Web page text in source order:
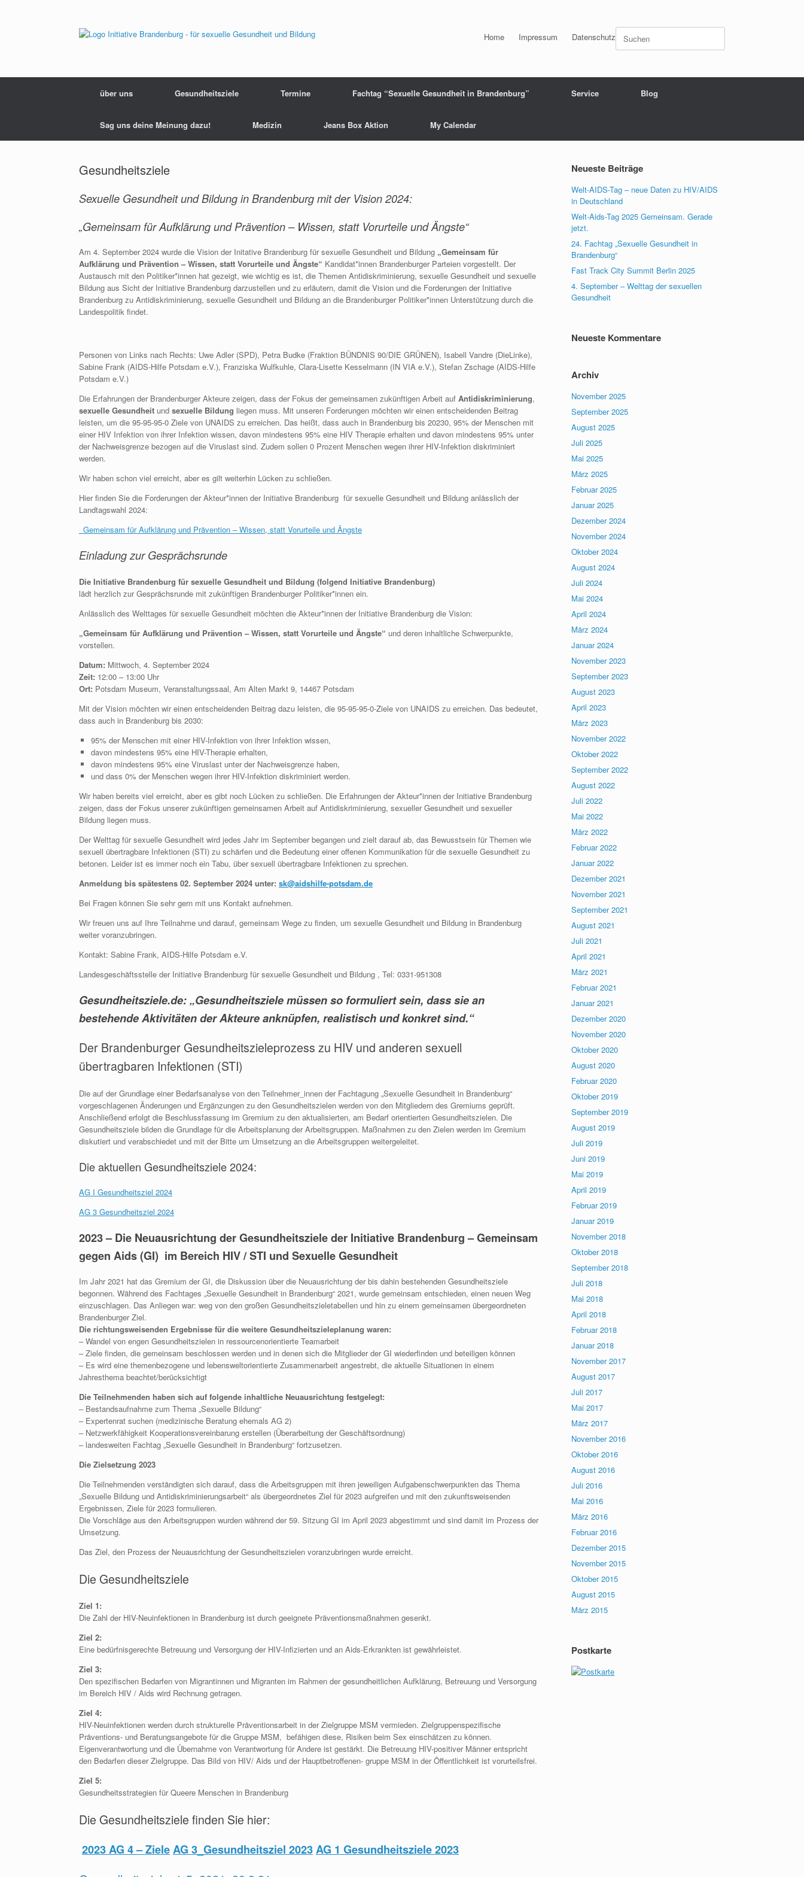
Home Impressum DatenschutzSuchen
nach:
über uns Gesundheitsziele Termine Fachtag “Sexuelle Gesundheit in Brandenburg” Service Blog
Sag uns deine Meinung dazu! Medizin Jeans Box Aktion My Calendar
Gesundheitsziele
Sexuelle Gesundheit und Bildung in Brandenburg mit der Vision 2024:
„Gemeinsam für Aufklärung und Prävention – Wissen, statt Vorurteile und Ängste“
Am 4. September 2024 wurde die Vision der Initative Brandenburg für sexuelle Gesundheit und Bildung „Gemeinsam für
Aufklärung und Prävention – Wissen, statt Vorurteile und Ängste“ Kandidat*innen Brandenburger Parteien vorgestellt. Der
Austausch mit den Politiker*innen hat gezeigt, wie wichtig es ist, die Themen Antidiskriminierung, sexuelle Gesundheit und sexuelle
Bildung aus Sicht der Initiative Brandenburg darzustellen und zu erläutern, damit die Vision und die Forderungen der Initiative
Brandenburg zu Antidiskriminierung, sexuelle Gesundheit und Bildung an die Brandenburger Politiker*innen Unterstützung durch die
Landespolitik findet.
Personen von Links nach Rechts: Uwe Adler (SPD), Petra Budke (Fraktion BÜNDNIS 90/DIE GRÜNEN), Isabell Vandre (DieLinke),
Sabine Frank (AIDS-Hilfe Potsdam e.V.), Franziska Wulfkuhle, Clara-Lisette Kesselmann (IN VIA e.V.), Stefan Zschage (AIDS-Hilfe
Potsdam e.V.)
Die Erfahrungen der Brandenburger Akteure zeigen, dass der Fokus der gemeinsamen zukünftigen Arbeit auf Antidiskriminierung,
sexuelle Gesundheit und sexuelle Bildung liegen muss. Mit unseren Forderungen möchten wir einen entscheidenden Beitrag
leisten, um die 95-95-95-0 Ziele von UNAIDS zu erreichen. Das heißt, dass auch in Brandenburg bis 20230, 95% der Menschen mit
einer HIV Infektion von ihrer Infektion wissen, davon mindestens 95% eine HIV Therapie erhalten und davon mindestens 95% unter
der Nachweisgrenze bezogen auf die Viruslast sind. Zudem sollen 0 Prozent Menschen wegen ihrer HIV-Infektion diskriminiert
werden.
Wir haben schon viel erreicht, aber es gilt weiterhin Lücken zu schließen.
Hier finden Sie die Forderungen der Akteur*innen der Initiative Brandenburg für sexuelle Gesundheit und Bildung anlässlich der
Landtagswahl 2024:
_Gemeinsam für Aufklärung und Prävention – Wissen, statt Vorurteile und Ängste
Einladung zur Gesprächsrunde
Die Initiative Brandenburg für sexuelle Gesundheit und Bildung (folgend Initiative Brandenburg)
lädt herzlich zur Gesprächsrunde mit zukünftigen Brandenburger Politiker*innen ein.
Anlässlich des Welttages für sexuelle Gesundheit möchten die Akteur*innen der Initiative Brandenburg die Vision:
„Gemeinsam für Aufklärung und Prävention – Wissen, statt Vorurteile und Ängste“ und deren inhaltliche Schwerpunkte,
vorstellen.
Datum: Mittwoch, 4. September 2024
Zeit: 12:00 – 13:00 Uhr
Ort: Potsdam Museum, Veranstaltungssaal, Am Alten Markt 9, 14467 Potsdam
Mit der Vision möchten wir einen entscheidenden Beitrag dazu leisten, die 95-95-95-0-Ziele von UNAIDS zu erreichen. Das bedeutet,
dass auch in Brandenburg bis 2030:
95% der Menschen mit einer HIV-Infektion von ihrer Infektion wissen,
davon mindestens 95% eine HIV-Therapie erhalten,
davon mindestens 95% eine Viruslast unter der Nachweisgrenze haben,
und dass 0% der Menschen wegen ihrer HIV-Infektion diskriminiert werden.
Wir haben bereits viel erreicht, aber es gibt noch Lücken zu schließen. Die Erfahrungen der Akteur*innen der Initiative Brandenburg
zeigen, dass der Fokus unserer zukünftigen gemeinsamen Arbeit auf Antidiskriminierung, sexueller Gesundheit und sexueller
Bildung liegen muss.
Der Welttag für sexuelle Gesundheit wird jedes Jahr im September begangen und zielt darauf ab, das Bewusstsein für Themen wie
sexuell übertragbare Infektionen (STI) zu schärfen und die Bedeutung einer offenen Kommunikation für die sexuelle Gesundheit zu
betonen. Leider ist es immer noch ein Tabu, über sexuell übertragbare Infektionen zu sprechen.
Anmeldung bis spätestens 02. September 2024 unter: sk@aidshilfe-potsdam.de
Bei Fragen können Sie sehr gern mit uns Kontakt aufnehmen.
Wir freuen uns auf Ihre Teilnahme und darauf, gemeinsam Wege zu finden, um sexuelle Gesundheit und Bildung in Brandenburg
weiter voranzubringen.
Kontakt: Sabine Frank, AIDS-Hilfe Potsdam e.V.
Landesgeschäftsstelle der Initiative Brandenburg für sexuelle Gesundheit und Bildung , Tel: 0331-951308
Gesundheitsziele.de: „Gesundheitsziele müssen so formuliert sein, dass sie an
bestehende Aktivitäten der Akteure anknüpfen, realistisch und konkret sind.“
Der Brandenburger Gesundheitszieleprozess zu HIV und anderen sexuell
übertragbaren Infektionen (STI)
Die auf der Grundlage einer Bedarfsanalyse von den Teilnehmer_innen der Fachtagung „Sexuelle Gesundheit in Brandenburg“
vorgeschlagenen Änderungen und Ergänzungen zu den Gesundheitszielen werden von den Mitgliedern des Gremiums geprüft.
Anschließend erfolgt die Beschlussfassung im Gremium zu den aktualisierten, am Bedarf orientierten Gesundheitszielen. Die
Gesundheitsziele bilden die Grundlage für die Arbeitsplanung der Arbeitsgruppen. Maßnahmen zu den Zielen werden im Gremium
diskutiert und verabschiedet und mit der Bitte um Umsetzung an die Arbeitsgruppen weitergeleitet.
Die aktuellen Gesundheitsziele 2024:
AG I Gesundheitsziel 2024
AG 3 Gesundheitsziel 2024
2023 – Die Neuausrichtung der Gesundheitsziele der Initiative Brandenburg – Gemeinsam
gegen Aids (GI) im Bereich HIV / STI und Sexuelle Gesundheit
Im Jahr 2021 hat das Gremium der GI, die Diskussion über die Neuausrichtung der bis dahin bestehenden Gesundheitsziele
begonnen. Während des Fachtages „Sexuelle Gesundheit in Brandenburg“ 2021, wurde gemeinsam entschieden, einen neuen Weg
einzuschlagen. Das Anliegen war: weg von den großen Gesundheitszieletabellen und hin zu einem gemeinsamen übergeordneten
Brandenburger Ziel.
Die richtungsweisenden Ergebnisse für die weitere Gesundheitszieleplanung waren:
– Wandel von engen Gesundheitszielen in ressourcenorientierte Teamarbeit
– Ziele finden, die gemeinsam beschlossen werden und in denen sich die Mitglieder der GI wiederfinden und beteiligen können
– Es wird eine themenbezogene und lebensweltorientierte Zusammenarbeit angestrebt, die aktuelle Situationen in einem
Jahresthema beachtet/berücksichtigt
Die Teilnehmenden haben sich auf folgende inhaltliche Neuausrichtung festgelegt:
– Bestandsaufnahme zum Thema „Sexuelle Bildung“
– Expertenrat suchen (medizinische Beratung ehemals AG 2)
– Netzwerkfähigkeit Kooperationsvereinbarung erstellen (Überarbeitung der Geschäftsordnung)
– landesweiten Fachtag „Sexuelle Gesundheit in Brandenburg“ fortzusetzen.
Die Zielsetzung 2023
Die Teilnehmenden verständigten sich darauf, dass die Arbeitsgruppen mit ihren jeweiligen Aufgabenschwerpunkten das Thema
„Sexuelle Bildung und Antidiskriminierungsarbeit“ als übergeordnetes Ziel für 2023 aufgreifen und mit den zukunftsweisenden
Ergebnissen, Ziele für 2023 formulieren.
Die Vorschläge aus den Arbeitsgruppen wurden während der 59. Sitzung GI im April 2023 abgestimmt und sind damit im Prozess der
Umsetzung.
Das Ziel, den Prozess der Neuausrichtung der Gesundheitszielen voranzubringen wurde erreicht.
Die Gesundheitsziele
Ziel 1:
Die Zahl der HIV-Neuinfektionen in Brandenburg ist durch geeignete Präventionsmaßnahmen gesenkt.
Ziel 2:
Eine bedürfnisgerechte Betreuung und Versorgung der HIV-Infizierten und an Aids-Erkrankten ist gewährleistet.
Ziel 3:
Den spezifischen Bedarfen von Migrantinnen und Migranten im Rahmen der gesundheitlichen Aufklärung, Betreuung und Versorgung
im Bereich HIV / Aids wird Rechnung getragen.
Ziel 4:
HIV-Neuinfektionen werden durch strukturelle Präventionsarbeit in der Zielgruppe MSM vermieden. Zielgruppenspezifische
Präventions- und Beratungsangebote für die Gruppe MSM, befähigen diese, Risiken beim Sex einschätzen zu können.
Eigenverantwortung und die Übernahme von Verantwortung für Andere ist gestärkt. Die Betreuung HIV-positiver Männer entspricht
den Bedarfen dieser Zielgruppe. Das Bild von HIV/ Aids und der Hauptbetroffenen- gruppe MSM in der Öffentlichkeit ist vorurteilsfrei.
Ziel 5:
Gesundheitsstrategien für Queere Menschen in Brandenburg
Die Gesundheitsziele finden Sie hier:
2023 AG 4 – ZieleAG 3_Gesundheitsziel 2023AG 1 Gesundheitsziele 2023
Neueste Beiträge
Welt-AIDS-Tag – neue Daten zu HIV/AIDS
in Deutschland
Welt-Aids-Tag 2025 Gemeinsam. Gerade
jetzt.
24. Fachtag „Sexuelle Gesundheit in
Brandenburg“
Fast Track City Summit Berlin 2025
4. September – Welttag der sexuellen
Gesundheit
Neueste Kommentare
Archiv
November 2025
September 2025
August 2025
Juli 2025
Mai 2025
März 2025
Februar 2025
Januar 2025
Dezember 2024
November 2024
Oktober 2024
August 2024
Juli 2024
Mai 2024
April 2024
März 2024
Januar 2024
November 2023
September 2023
August 2023
April 2023
März 2023
November 2022
Oktober 2022
September 2022
August 2022
Juli 2022
Mai 2022
März 2022
Februar 2022
Januar 2022
Dezember 2021
November 2021
September 2021
August 2021
Juli 2021
April 2021
März 2021
Februar 2021
Januar 2021
Dezember 2020
November 2020
Oktober 2020
August 2020
Februar 2020
Oktober 2019
September 2019
August 2019
Juli 2019
Juni 2019
Mai 2019
April 2019
Februar 2019
Januar 2019
November 2018
Oktober 2018
September 2018
Juli 2018
Mai 2018
April 2018
Februar 2018
Januar 2018
November 2017
August 2017
Juli 2017
Mai 2017
März 2017
November 2016
Oktober 2016
August 2016
Juli 2016
Mai 2016
März 2016
Februar 2016
Dezember 2015
November 2015
Oktober 2015
August 2015
März 2015
Postkarte